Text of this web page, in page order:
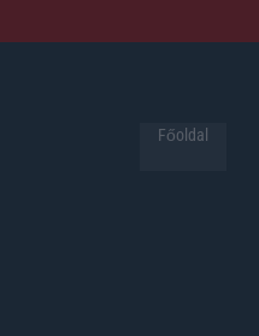
Főoldal